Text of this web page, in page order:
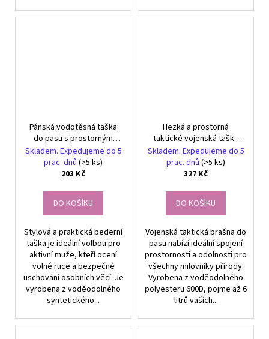
Pánská vodotěsná taška
do pasu s prostorným
designem a popruhem
Skladem. Expedujeme do 5
prac. dnů (>5 ks)
203 Kč
DO KOŠÍKU
Stylová a praktická bederní
taška je ideální volbou pro
aktivní muže, kteří ocení
volné ruce a bezpečné
uschování osobních věcí. Je
vyrobena z voděodolného
syntetického...
Hezká a prostorná
taktické vojenská taška
do pasu
Skladem. Expedujeme do 5
prac. dnů (>5 ks)
327 Kč
DO KOŠÍKU
Vojenská taktická brašna do
pasu nabízí ideální spojení
prostornosti a odolnosti pro
všechny milovníky přírody.
Vyrobena z voděodolného
polyesteru 600D, pojme až 6
litrů vašich...